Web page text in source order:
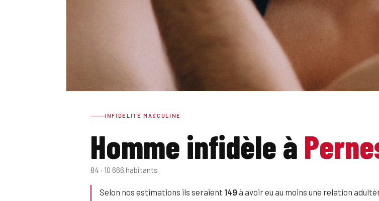
INFIDÉLITÉ MASCULINE
Homme infidèle à
84 · 10 666 habitants
Selon nos estimations ils seraient 149 à avoir eu au moins une relation